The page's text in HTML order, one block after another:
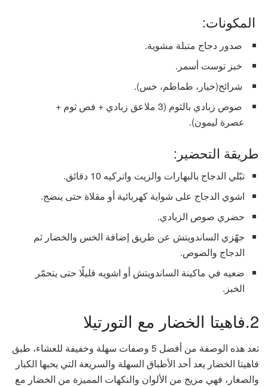
المكونات:
صدور دجاج متبلة مشوية.
خبز توست أسمر.
شرائح(خيار، طماطم، خس).
صوص زبادي بالثوم (3 ملاعق زبادي + فص ثوم +
عصرة ليمون).
طريقة التحضير:
تبّلي الدجاج بالبهارات والزيت واتركيه 10 دقائق.
اشوي الدجاج على شواية كهربائية أو مقلاة حتى ينضج.
حضري صوص الزبادي.
جهّزي الساندويتش عن طريق إضافة الخس والخضار ثم
الدجاج والصوص.
ضعيه في ماكينة الساندويتش أو اشويه قليلًا حتى يتحمّر
الخبز.
2.فاهيتا الخضار مع التورتيلا
تعد هذه الوصفة من أفضل 5 وصفات سهلة وخفيفة للعشاء، طبق
فاهيتا الخضار يعد أحد الأطباق السهلة والسريعة التي يحبها الكبار
والصغار، فهي مزيج من الألوان والنكهات المميزة من الخضار مع